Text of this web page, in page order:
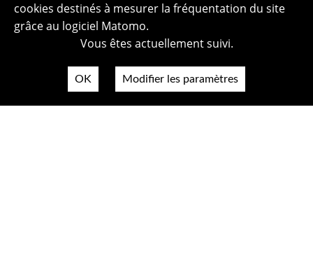
cookies destinés à mesurer la fréquentation du site
grâce au logiciel Matomo.
Vous êtes actuellement suivi.
OK Modifier les paramètres